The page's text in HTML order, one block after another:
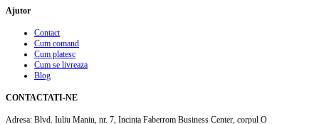
Ajutor
Contact
Cum comand
Cum platesc
Cum se livreaza
Blog
CONTACTATI-NE
Adresa: Blvd. Iuliu Maniu, nr. 7, Incinta Faberrom Business Center, corpul O